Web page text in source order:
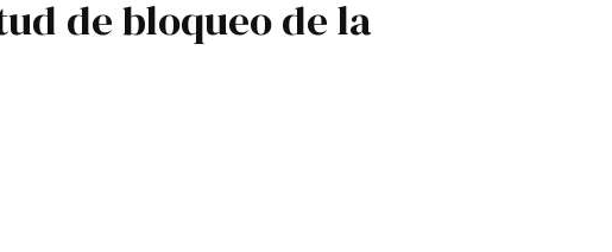
de bloqueo de la